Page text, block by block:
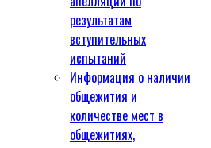
результатам
вступительных
испытаний
Информация о наличии
общежития и
количестве мест в
общежитиях,